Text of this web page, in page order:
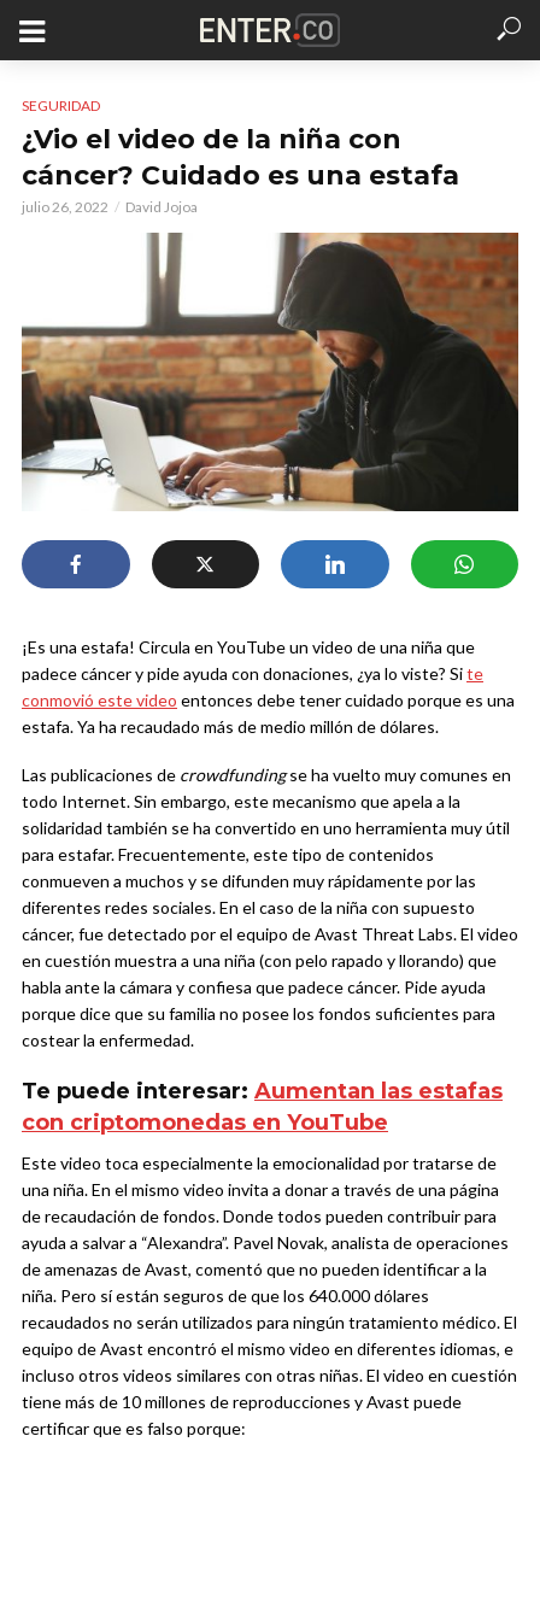
SEGURIDAD
¿Vio el video de la niña con
cáncer? Cuidado es una estafa
julio 26, 2022 David Jojoa
¡Es una estafa! Circula en YouTube un video de una niña que
padece cáncer y pide ayuda con donaciones, ¿ya lo viste? Site
conmovió este video entonces debe tener cuidado porque es una
estafa. Ya ha recaudado más de medio millón de dólares.
Las publicaciones de crowdfundingse ha vuelto muy comunes en
todo Internet. Sin embargo, este mecanismo que apela a la
solidaridad también se ha convertido en uno herramienta muy útil
para estafar. Frecuentemente, este tipo de contenidos
conmueven a muchos y se difunden muy rápidamente por las
diferentes redes sociales. En el caso de la niña con supuesto
cáncer, fue detectado por el equipo de Avast Threat Labs. El video
en cuestión muestra a una niña (con pelo rapado y llorando) que
habla ante la cámara y confiesa que padece cáncer. Pide ayuda
porque dice que su familia no posee los fondos suficientes para
costear la enfermedad.
Te puede interesar: Aumentan las estafas
con criptomonedas en YouTube
Este video toca especialmente la emocionalidad por tratarse de
una niña. En el mismo video invita a donar a través de una página
de recaudación de fondos. Donde todos pueden contribuir para
ayuda a salvar a “Alexandra”. Pavel Novak, analista de operaciones
de amenazas de Avast, comentó que no pueden identificar a la
niña. Pero sí están seguros de que los 640.000 dólares
recaudados no serán utilizados para ningún tratamiento médico. El
equipo de Avast encontró el mismo video en diferentes idiomas, e
incluso otros videos similares con otras niñas. El video en cuestión
tiene más de 10 millones de reproducciones y Avast puede
certificar que es falso porque: